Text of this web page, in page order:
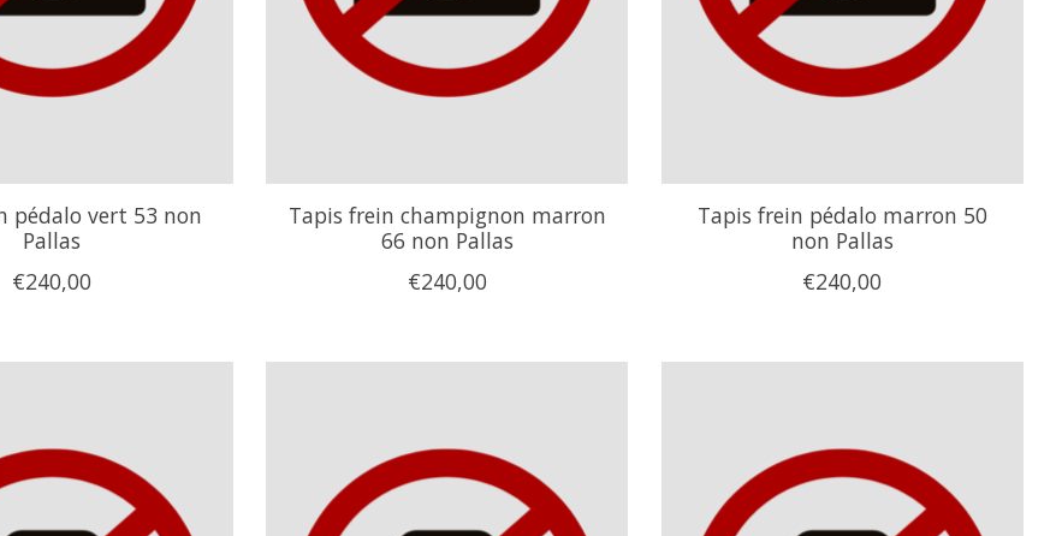
pédalo vert 53 non
Pallas
€240,00
Tapis frein champignon marron
66 non Pallas
€240,00
Tapis frein pédalo marron 50
non Pallas
€240,00